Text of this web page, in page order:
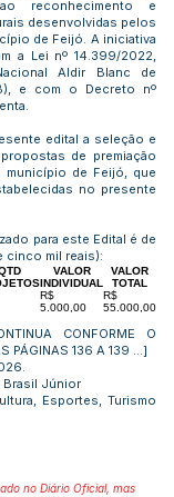
reconhecimento e
desenvolvidas pelos
de Feijó. A iniciativa
a Lei nº 14.399/2022,
Aldir Blanc de
e com o Decreto nº
edital a seleção e
de premiação
de Feijó, que
no presente
para este Edital é de
cinco mil reais):
VALOR
INDIVIDUAL
VALOR
TOTAL
R$
5.000,00
R$
55.000,00
CONFORME O
PÁGINAS 136 A 139 ...]
Brasil Júnior
Esportes, Turismo
no Diário Oficial, mas